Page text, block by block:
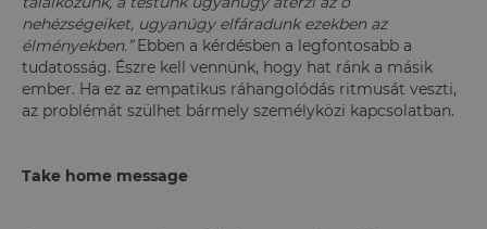
nehézségeiket, ugyanúgy elfáradunk ezekben az
élményekben.”Ebben a kérdésben a legfontosabb a
tudatosság. Észre kell vennünk, hogy hat ránk a másik
ember. Ha ez az empatikus ráhangolódás ritmusát veszti,
az problémát szülhet bármely személyközi kapcsolatban.
Take home message